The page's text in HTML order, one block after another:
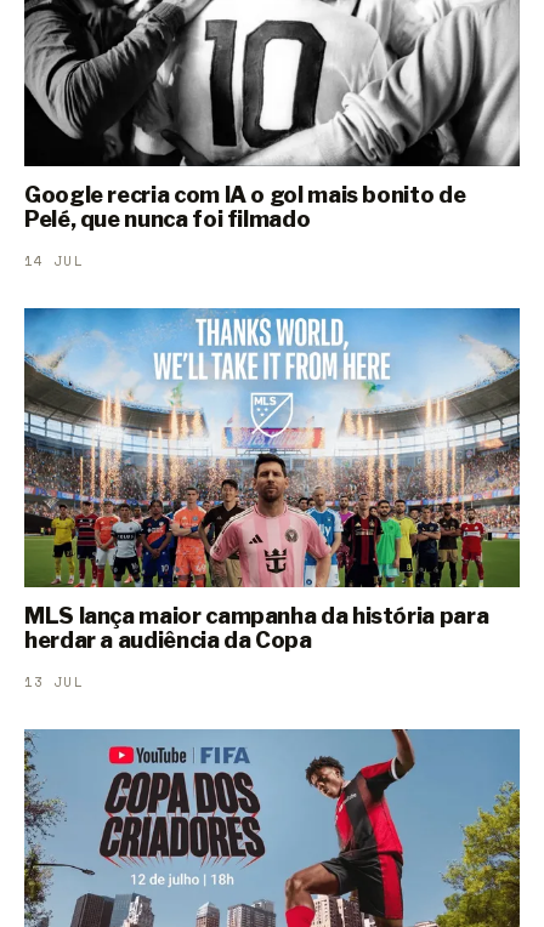
Google recria com IA o gol mais bonito de
Pelé, que nunca foi filmado
14 JUL
MLS lança maior campanha da história para
herdar a audiência da Copa
13 JUL